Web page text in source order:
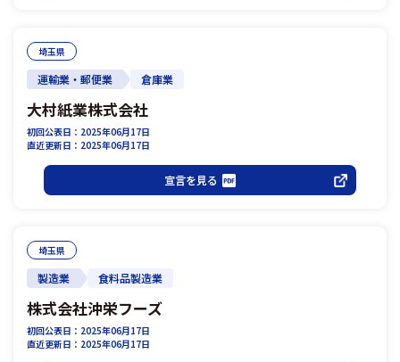
埼玉県
運輸業・郵便業 倉庫業
大村紙業株式会社
初回公表日：2025年06月17日
直近更新日：2025年06月17日
宣言を見る
埼玉県
製造業 食料品製造業
株式会社沖栄フーズ
初回公表日：2025年06月17日
直近更新日：2025年06月17日